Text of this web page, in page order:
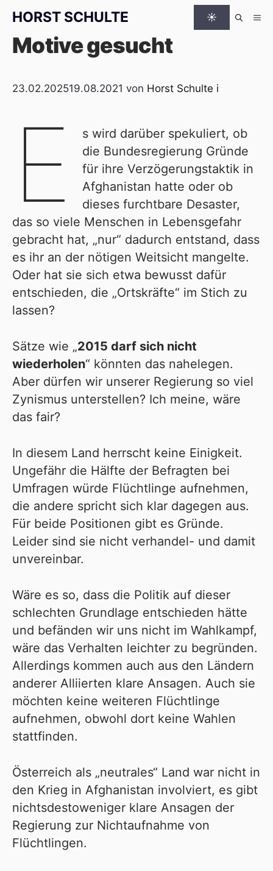
HORST SCHULTE ☀
Motive gesucht
23.02.202519.08.2021 von Horst Schulte i
E
s wird darüber spekuliert, ob
die Bundesregierung Gründe
für ihre Verzögerungstaktik in
Afghanistan hatte oder ob
dieses furchtbare Desaster,
das so viele Menschen in Lebensgefahr
gebracht hat, „nur“ dadurch entstand, dass
es ihr an der nötigen Weitsicht mangelte.
Oder hat sie sich etwa bewusst dafür
entschieden, die „Ortskräfte“ im Stich zu
lassen?
Sätze wie „2015 darf sich nicht
wiederholen“ könnten das nahelegen.
Aber dürfen wir unserer Regierung so viel
Zynismus unterstellen? Ich meine, wäre
das fair?
In diesem Land herrscht keine Einigkeit.
Ungefähr die Hälfte der Befragten bei
Umfragen würde Flüchtlinge aufnehmen,
die andere spricht sich klar dagegen aus.
Für beide Positionen gibt es Gründe.
Leider sind sie nicht verhandel- und damit
unvereinbar.
Wäre es so, dass die Politik auf dieser
schlechten Grundlage entschieden hätte
und befänden wir uns nicht im Wahlkampf,
wäre das Verhalten leichter zu begründen.
Allerdings kommen auch aus den Ländern
anderer Alliierten klare Ansagen. Auch sie
möchten keine weiteren Flüchtlinge
aufnehmen, obwohl dort keine Wahlen
stattfinden.
Österreich als „neutrales“ Land war nicht in
den Krieg in Afghanistan involviert, es gibt
nichtsdestoweniger klare Ansagen der
Regierung zur Nichtaufnahme von
Flüchtlingen.